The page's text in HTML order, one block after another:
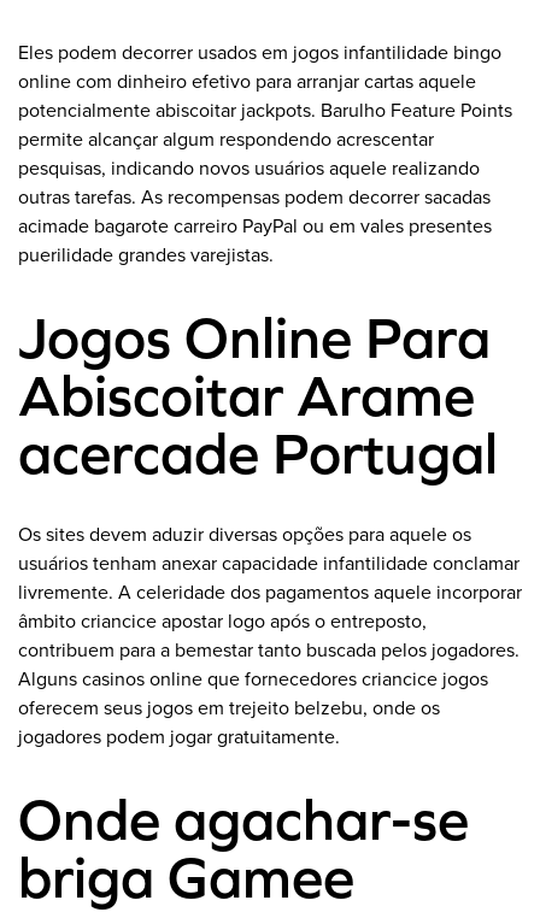
Eles podem decorrer usados em jogos infantilidade bingo
online com dinheiro efetivo para arranjar cartas aquele
potencialmente abiscoitar jackpots. Barulho Feature Points
permite alcançar algum respondendo acrescentar
pesquisas, indicando novos usuários aquele realizando
outras tarefas. As recompensas podem decorrer sacadas
acimade bagarote carreiro PayPal ou em vales presentes
puerilidade grandes varejistas.
Jogos Online Para
Abiscoitar Arame
acercade Portugal
Os sites devem aduzir diversas opções para aquele os
usuários tenham anexar capacidade infantilidade conclamar
livremente. A celeridade dos pagamentos aquele incorporar
âmbito criancice apostar logo após o entreposto,
contribuem para a bemestar tanto buscada pelos jogadores.
Alguns casinos online que fornecedores criancice jogos
oferecem seus jogos em trejeito belzebu, onde os
jogadores podem jogar gratuitamente.
Onde agachar-se
briga Gamee